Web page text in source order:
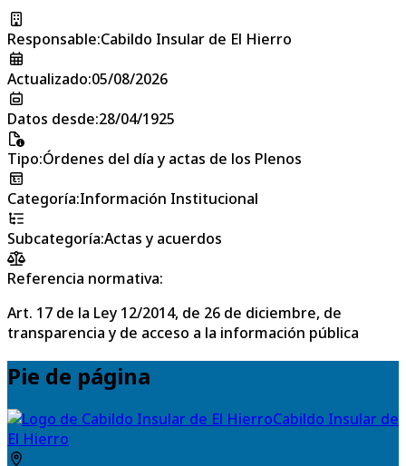
Responsable:Cabildo Insular de El Hierro
Actualizado:05/08/2026
Datos desde:28/04/1925
Tipo:Órdenes del día y actas de los Plenos
Categoría:Información Institucional
Subcategoría:Actas y acuerdos
Referencia normativa:
Art. 17 de la Ley 12/2014, de 26 de diciembre, de
transparencia y de acceso a la información pública
Pie de página
Cabildo Insular de
El Hierro